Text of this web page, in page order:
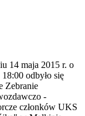
14 maja 2015 r. o
18:00 odbyło się
Zebranie
-
członków UKS